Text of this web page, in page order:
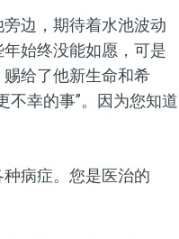
边，期待着水池波动
始终没能如愿，可是
给了他新生命和希
不幸的事”。因为您知道
病症。您是医治的